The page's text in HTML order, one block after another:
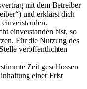
mit dem Betreiber
und erklärst dich
einverstanden bist, so
Für die Nutzung des
veröffentlichten
Zeit geschlossen
einer Frist